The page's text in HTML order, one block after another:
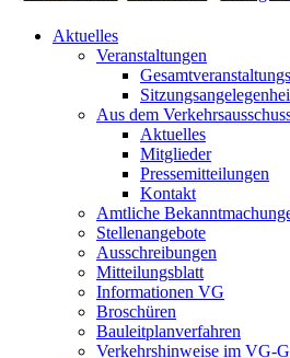
Aktuelles
Veranstaltungen
Aus dem
Aktuelles
Mitglieder
Pressemitteilungen
Kontakt
Amtliche
Stellenangebote
Ausschreibungen
Mitteilungsblatt
Informationen VG
Broschüren
Bauleitplanverfahren
Verkehrshinweise im VG-